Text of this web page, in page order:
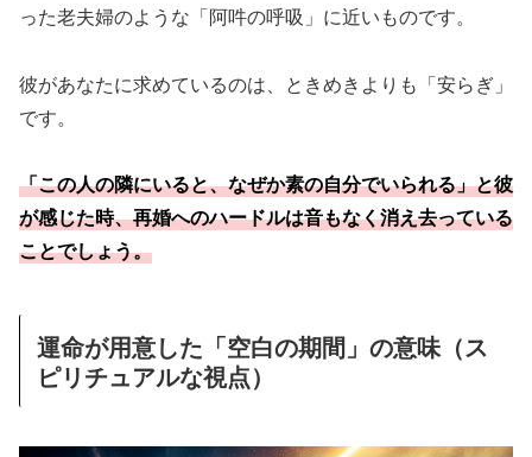
った老夫婦のような「阿吽の呼吸」に近いものです。
彼があなたに求めているのは、ときめきよりも「安らぎ」
です。
「この人の隣にいると、なぜか素の自分でいられる」と彼
が感じた時、再婚へのハードルは音もなく消え去っている
ことでしょう。
運命が用意した「空白の期間」の意味（ス
ピリチュアルな視点）